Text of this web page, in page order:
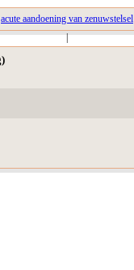
acute aandoening van zenuwstelsel
|